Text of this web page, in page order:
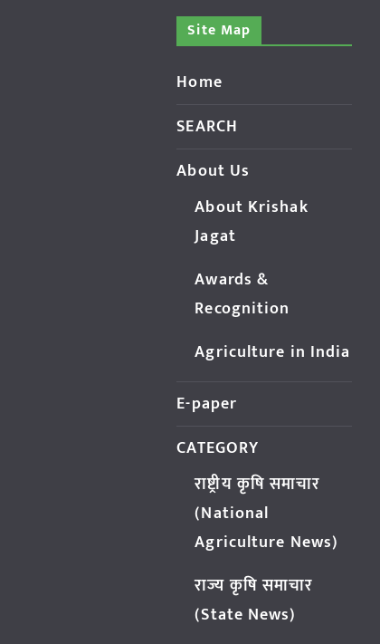
Site Map
Home
SEARCH
About Us
About Krishak
Jagat
Awards &
Recognition
Agriculture in India
E-paper
CATEGORY
राष्ट्रीय कृषि समाचार
(National
Agriculture News)
राज्य कृषि समाचार
(State News)